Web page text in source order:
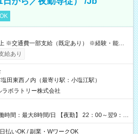
※交通費一部支給（既定あり） ※経験・能力を
：1,730円×8時
×8時間×12回
与に、本採用時と異なる部分があります。 雇
と同じです。 給与：時給 1,470円以上
給あり
田東西ノ内（最寄り駅：小塩江駅）
ラボラトリー株式会社
時間：最大8時間/日 【夜勤】 22：00～翌9：
8時 ■24時から翌9時 など ※上記の時間
払いOK / 副業・WワークOK